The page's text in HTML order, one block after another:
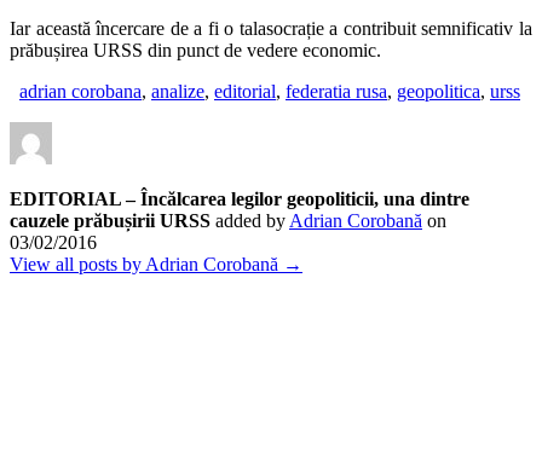
Iar această încercare de a fi o talasocrație a contribuit semnificativ la
prăbușirea URSS din punct de vedere economic.
adrian corobana, analize, editorial, federatia rusa, geopolitica, urss
EDITORIAL – Încălcarea legilor geopoliticii, una dintre
cauzele prăbușirii URSS added by Adrian Corobană on
03/02/2016
View all posts by Adrian Corobană →